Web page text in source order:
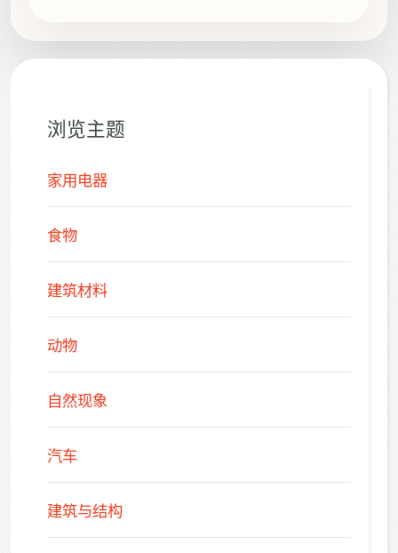
用参考以及 How Heavy Is It...
浏览主题
家用电器
食物
建筑材料
动物
自然现象
汽车
建筑与结构